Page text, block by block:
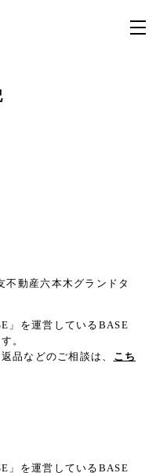
不動産六本木グランドタ
」を運営しているBASE
。
品などのご相談は、 こち
」を運営しているBASE